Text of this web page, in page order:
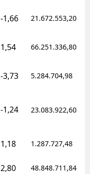
-1,66 21.672.553,20
1,54 66.251.336,80
-3,73 5.284.704,98
-1,24 23.083.922,60
1,18 1.287.727,48
2,80 48.848.711,84